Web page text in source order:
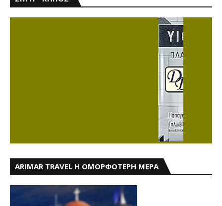
ARIMAR TRAVEL Η ΟΜΟΡΦΟΤΕΡΗ ΜΕΡΑ